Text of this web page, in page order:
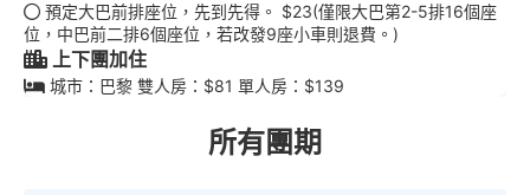
預定大巴前排座位，先到先得。 $23(僅限大巴第2-5排16個座
位，中巴前二排6個座位，若改發9座小車則退費。)
上下團加住
城市：巴黎 雙人房：$81 單人房：$139
所有團期